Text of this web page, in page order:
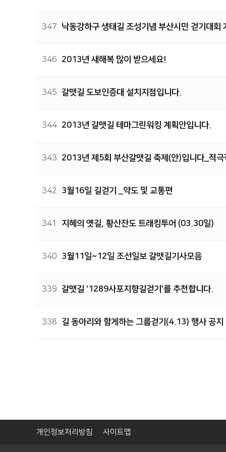
347 낙동강하구 생태길 조성기념 부산시민 걷기대회
346 2013년 새해복 많이 받으세요!
345 갈맷길 도보인증대 설치지점입니다.
344 2013년 갈맷길 테마그린워킹 계획안입니다.
343 2013년 제5회 부산갈맷길 축제(안)입니다_적극
342 3월16일 길걷기 _약도 및 교통편
341 지혜의 옛길, 황산잔도 트래킹투어 (03.30일)
340 3월11일~12일 조선일보 갈맷길기사모음
339 갈맷길 '1289사포지향길걷기'를 추천합니다.
338 길 동아리와 함게하는 그룹걷기(4.13) 행사 공지
개인정보처리방침 사이트맵